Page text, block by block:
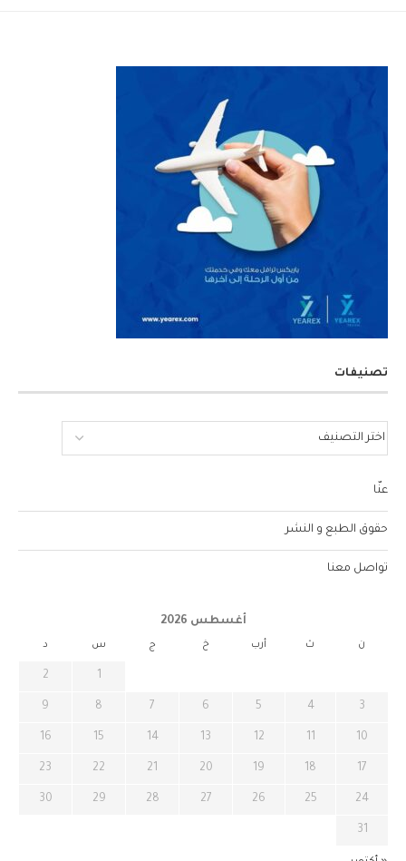
تصنيفات
عنّا
حقوق الطبع و النشر
تواصل معنا
أغسطس 2026
ن ث أرب خ ج س د
1
2
3
4
5
6
7
8
9
10
11
12
13
14
15
16
17
18
19
20
21
22
23
24
25
26
27
28
29
30
31